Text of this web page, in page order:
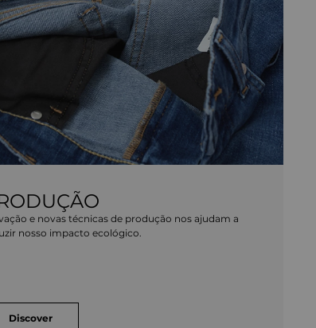
e novas técnicas de produção nos ajudam a
nosso impacto ecológico.
Discover